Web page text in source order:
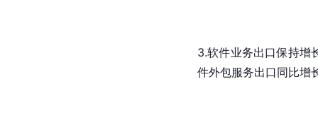
3.软件业务出口保持增
件外包服务出口同比增